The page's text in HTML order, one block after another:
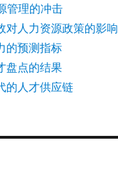
管理的冲击
对人力资源政策的影响
的预测指标
盘点的结果
的人才供应链